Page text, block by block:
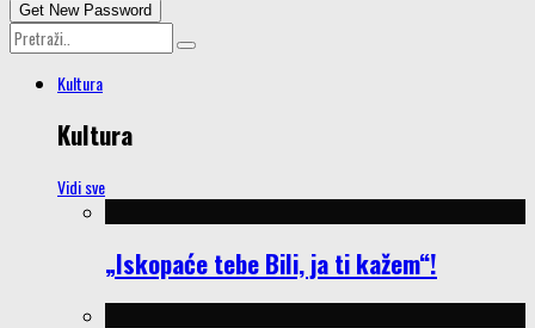
Kultura
Kultura
Vidi sve
„Iskopaće tebe Bili, ja ti kažem“!